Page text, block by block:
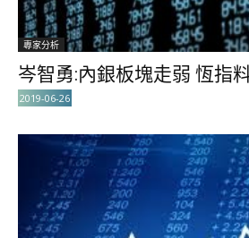
專家分析
岑智勇:內銀板塊走弱 恆指
2019-06-26